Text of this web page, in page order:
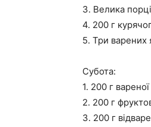
3. Велика
4. 200 г
5. Три варених
Субота:
1. 200 г
2. 200 г
3. 200 г